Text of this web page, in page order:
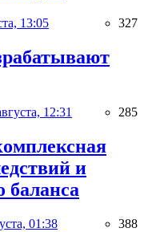
13:05 327
12:31 285
и
баланса
01:38 388